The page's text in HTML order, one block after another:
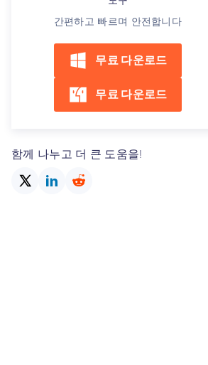
간편하고 빠르며 안전합니다
무료 다운로드
무료 다운로드
함께 나누고 더 큰 도움을!